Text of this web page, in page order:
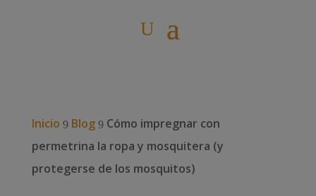
Inicio 9 Blog 9 Cómo impregnar con
permetrina la ropa y mosquitera (y
protegerse de los mosquitos)